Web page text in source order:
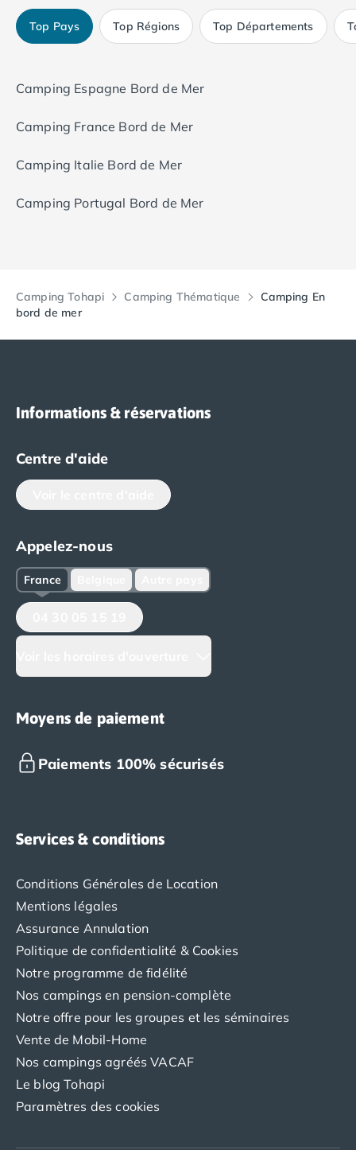
Top Pays Top Régions Top Départements
Camping Espagne Bord de Mer
Camping France Bord de Mer
Camping Italie Bord de Mer
Camping Portugal Bord de Mer
Camping Tohapi Camping Thématique
Camping En
bord de mer
Informations & réservations
Centre d'aide
Appelez-nous
France
Moyens de paiement
Paiements 100% sécurisés
Services & conditions
Conditions Générales de Location
Mentions légales
Assurance Annulation
Politique de confidentialité & Cookies
Notre programme de fidélité
Nos campings en pension-complète
Notre offre pour les groupes et les séminaires
Vente de Mobil-Home
Nos campings agréés VACAF
Le blog Tohapi
Paramètres des cookies